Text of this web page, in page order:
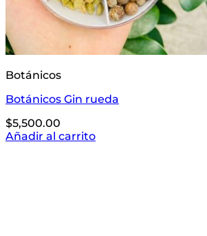
Botánicos
Botánicos Gin rueda
$5,500.00
Añadir al carrito